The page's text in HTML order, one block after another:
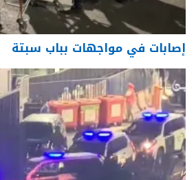
إصابات في مواجهات بباب سبتة